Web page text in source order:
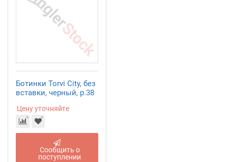
Ботинки Torvi City, без
вставки, черный, р.38
Цену уточняйте
Сообщить о
поступлении